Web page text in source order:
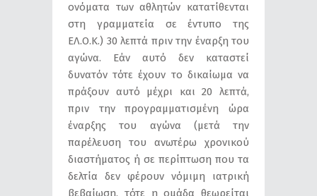
ονόματα των αθλητών κατατίθενται
στη γραμματεία σε έντυπο της
ΕΛ.Ο.Κ.) 30 λεπτά πριν την έναρξη του
αγώνα. Εάν αυτό δεν καταστεί
δυνατόν τότε έχουν το δικαίωμα να
πράξουν αυτό μέχρι και 20 λεπτά,
πριν την προγραμματισμένη ώρα
έναρξης του αγώνα (μετά την
παρέλευση του ανωτέρω χρονικού
διαστήματος ή σε περίπτωση που τα
δελτία δεν φέρουν νόμιμη ιατρική
βεβαίωση, τότε η ομάδα θεωρείται